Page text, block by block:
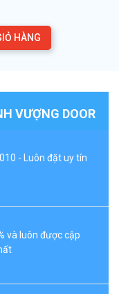
HÀNG
VƯỢNG DOOR
- Luôn đặt uy tín
và luôn được cập